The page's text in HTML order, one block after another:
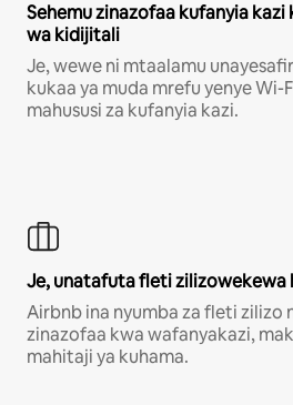
Sehemu zinazofaa kufanyia kazi
wa kidijitali
Je, wewe ni mtaalamu
kukaa ya muda mrefu yenye Wi-
mahususi za kufanyia kazi.
Je, unatafuta fleti zilizowekewa
Airbnb ina nyumba za fleti zilizo
zinazofaa kwa wafanyakazi,
mahitaji ya kuhama.